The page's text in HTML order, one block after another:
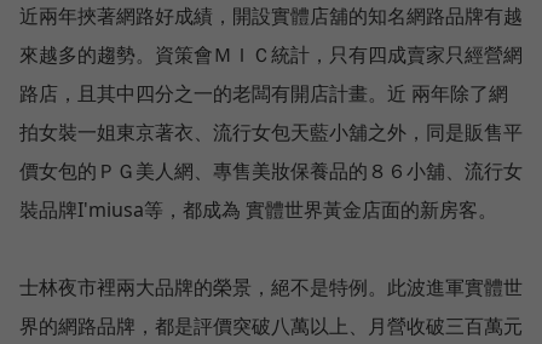
近兩年挾著網路好成績，開設實體店舖的知名網路品牌有越
來越多的趨勢。資策會ＭＩＣ統計，只有四成賣家只經營網
路店，且其中四分之一的老闆有開店計畫。近 兩年除了網
拍女裝一姐東京著衣、流行女包天藍小舖之外，同是販售平
價女包的ＰＧ美人網、專售美妝保養品的８６小舖、流行女
裝品牌I'miusa等，都成為 實體世界黃金店面的新房客。
士林夜市裡兩大品牌的榮景，絕不是特例。此波進軍實體世
界的網路品牌，都是評價突破八萬以上、月營收破三百萬元